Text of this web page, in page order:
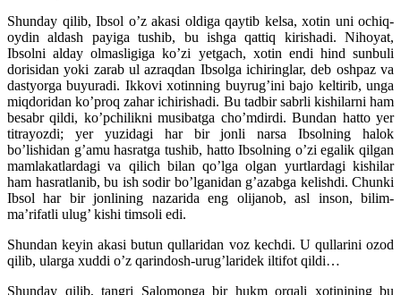
Shunday qilib, Ibsol o’z akasi oldiga qaytib kelsa, xotin uni ochiq-
oydin aldash payiga tushib, bu ishga qattiq kirishadi. Nihoyat,
Ibsolni alday olmasligiga ko’zi yetgach, xotin endi hind sunbuli
dorisidan yoki zarab ul azraqdan Ibsolga ichiringlar, deb oshpaz va
dastyorga buyuradi. Ikkovi xotinning buyrug’ini bajo keltirib, unga
miqdoridan ko’proq zahar ichirishadi. Bu tadbir sabrli kishilarni ham
besabr qildi, ko’pchilikni musibatga cho’mdirdi. Bundan hatto yer
titrayozdi; yer yuzidagi har bir jonli narsa Ibsolning halok
bo’lishidan g’amu hasratga tushib, hatto Ibsolning o’zi egalik qilgan
mamlakatlardagi va qilich bilan qo’lga olgan yurtlardagi kishilar
ham hasratlanib, bu ish sodir bo’lganidan g’azabga kelishdi. Chunki
Ibsol har bir jonlining nazarida eng olijanob, asl inson, bilim-
ma’rifatli ulug’ kishi timsoli edi.
Shundan keyin akasi butun qullaridan voz kechdi. U qullarini ozod
qilib, ularga xuddi o’z qarindosh-urug’laridek iltifot qildi…
Shunday qilib, tangri Salomonga bir hukm orqali xotinining bu